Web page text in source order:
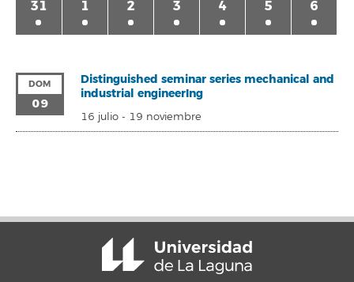
31 1 2 3 4 5 6
DOM
09
Distinguished seminar series mechanical and
industrial engineerIng
16 julio- 19 noviembre